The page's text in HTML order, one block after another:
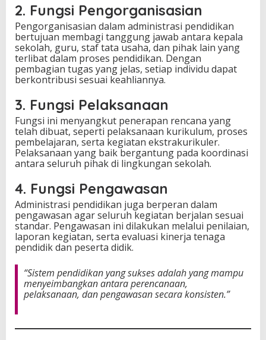
2. Fungsi Pengorganisasian
Pengorganisasian dalam administrasi pendidikan
bertujuan membagi tanggung jawab antara kepala
sekolah, guru, staf tata usaha, dan pihak lain yang
terlibat dalam proses pendidikan. Dengan
pembagian tugas yang jelas, setiap individu dapat
berkontribusi sesuai keahliannya.
3. Fungsi Pelaksanaan
Fungsi ini menyangkut penerapan rencana yang
telah dibuat, seperti pelaksanaan kurikulum, proses
pembelajaran, serta kegiatan ekstrakurikuler.
Pelaksanaan yang baik bergantung pada koordinasi
antara seluruh pihak di lingkungan sekolah.
4. Fungsi Pengawasan
Administrasi pendidikan juga berperan dalam
pengawasan agar seluruh kegiatan berjalan sesuai
standar. Pengawasan ini dilakukan melalui penilaian,
laporan kegiatan, serta evaluasi kinerja tenaga
pendidik dan peserta didik.
“Sistem pendidikan yang sukses adalah yang mampu
menyeimbangkan antara perencanaan,
pelaksanaan, dan pengawasan secara konsisten.”